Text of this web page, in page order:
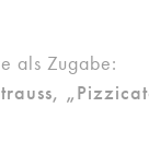
als Zugabe: